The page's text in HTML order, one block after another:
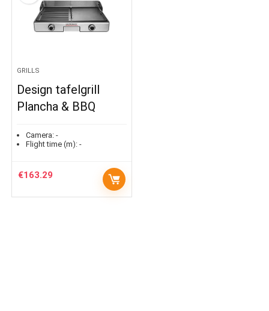
GRILLS
Design tafelgrill
Plancha & BBQ
Camera: -
Flight time (m): -
€163.29